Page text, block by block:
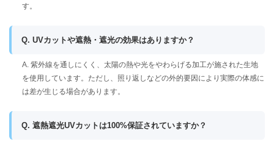
す。
Q. UVカットや遮熱・遮光の効果はありますか？
A. 紫外線を通しにくく、太陽の熱や光をやわらげる加工が施された生地
を使用しています。ただし、照り返しなどの外的要因により実際の体感に
は差が生じる場合があります。
Q. 遮熱遮光UVカットは100%保証されていますか？